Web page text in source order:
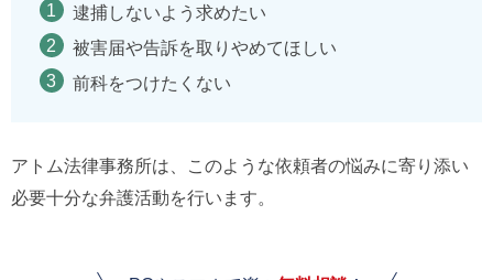
逮捕しないよう求めたい
被害届や告訴を取りやめてほしい
前科をつけたくない
アトム法律事務所は、このような依頼者の悩みに寄り添い
必要十分な弁護活動を行います。